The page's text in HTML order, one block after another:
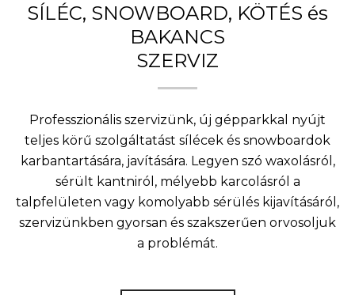
SÍLÉC, SNOWBOARD, KÖTÉS és
BAKANCS
SZERVIZ
Professzionális szervizünk, új gépparkkal nyújt
teljes körű szolgáltatást sílécek és snowboardok
karbantartására, javítására. Legyen szó waxolásról,
sérült kantniról, mélyebb karcolásról a
talpfelületen vagy komolyabb sérülés kijavításáról,
szervizünkben gyorsan és szakszerűen orvosoljuk
a problémát.